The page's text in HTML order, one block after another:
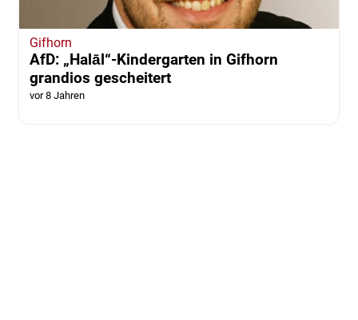
Gifhorn
AfD: „Halāl“-Kindergarten in Gifhorn
grandios gescheitert
vor 8 Jahren